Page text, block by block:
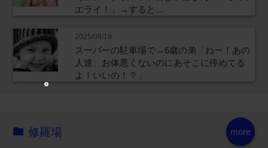
エライ！」→すると…
2025/08/19
スーパーの駐車場で→6歳の弟「ねー！あの
人達、お体悪くないのにあそこに停めてる
よ！いいの！？」
more
修羅場